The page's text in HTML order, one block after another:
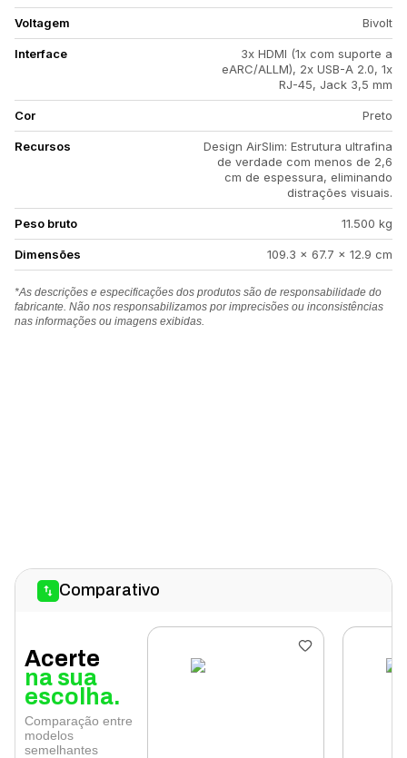
Voltagem Bivolt
Interface
3x HDMI (1x com suporte a
eARC/ALLM), 2x USB-A 2.0, 1x
RJ-45, Jack 3,5 mm
Cor Preto
Recursos
Design AirSlim: Estrutura ultrafina
de verdade com menos de 2,6
cm de espessura, eliminando
distrações visuais.
Peso bruto 11.500 kg
Dimensões 109.3 x 67.7 x 12.9 cm
*As descrições e especificações dos produtos são de responsabilidade do
fabricante. Não nos responsabilizamos por imprecisões ou inconsistências
nas informações ou imagens exibidas.
Comparativo
Acerte
na sua
escolha.
Comparação entre
modelos
semelhantes